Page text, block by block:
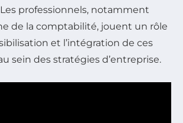
professionnels, notamment
de la comptabilité, jouent un rôle
et l’intégration de ces
sein des stratégies d’entreprise.